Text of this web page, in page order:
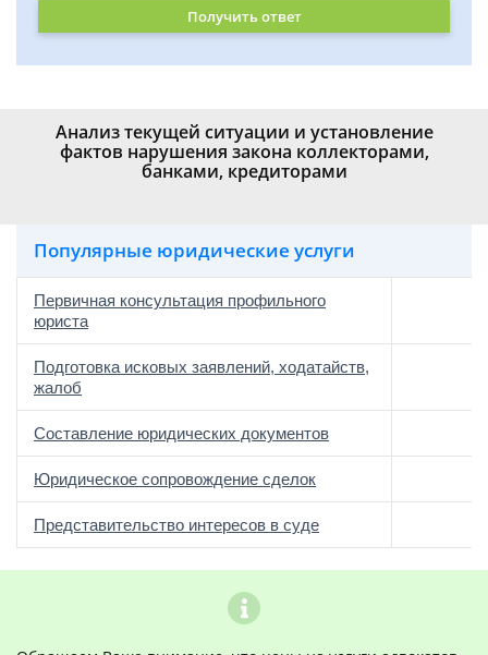
Получить ответ
Анализ текущей ситуации и установление
фактов нарушения закона коллекторами,
банками, кредиторами
Популярные юридические услуги
Первичная консультация профильного
юриста
Подготовка исковых заявлений, ходатайств,
жалоб
Составление юридических документов
Юридическое сопровождение сделок
Представительство интересов в суде